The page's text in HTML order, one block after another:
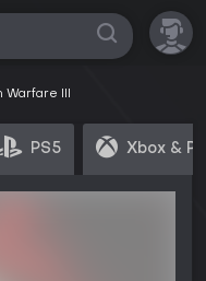
Warfare III
PS5 Xbox &